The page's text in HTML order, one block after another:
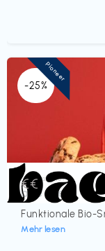
-25%
Lebensmittel
bae Treat
Funktionale Bio-
Mehr lesen
€€‎
Pioneer